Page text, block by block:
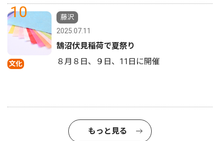
10
文化
藤沢
2025.07.11
鵠沼伏見稲荷で夏祭り
８月８日、９日、11日に開催
もっと見る